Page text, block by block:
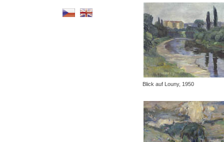
Blick auf Louny, 1950